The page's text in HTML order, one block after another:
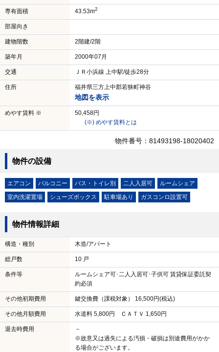
専有面積 43.53m2
部屋向き
建物階数 2階建/2階
築年月 2000年07月
交通 ＪＲ小浜線 上中駅/徒歩28分
住所 福井県三方上中郡若狭町神谷
地図を表示
めやす賃料 ※
50,458円
(※) めやす賃料とは
物件番号：81493198-18020402
物件の設備
エアコン バルコニー バス・トイレ別 二人入居可
ルームシェア
室内洗濯置場
シューズボックス 駐車場あり ガスコンロ設置可
物件情報詳細
構造・種別 木造/アパート
総戸数 10 戸
条件等
ルームシェア可･二人入居可･子供可 賃貸保証委託契
約必須
その他初期費用 鍵交換費（課税対象） 16,500円(税込)
その他月額費用 水道料 5,800円 ＣＡＴＶ 1,650円
退去時費用
－
※故意又は過失による汚損・破損は別途費用がかか
る場合がございます。